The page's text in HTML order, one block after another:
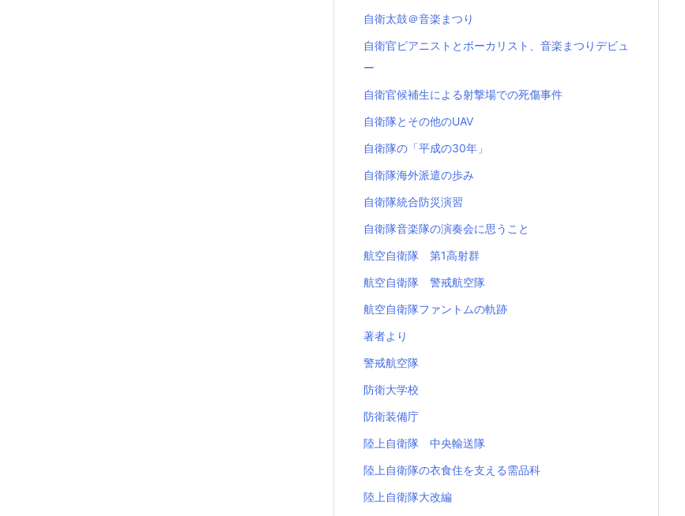
自衛太鼓＠音楽まつり
自衛官ピアニストとボーカリスト、音楽まつりデビュ
ー
自衛官候補生による射撃場での死傷事件
自衛隊とその他のUAV
自衛隊の「平成の30年」
自衛隊海外派遣の歩み
自衛隊統合防災演習
自衛隊音楽隊の演奏会に思うこと
航空自衛隊 第1高射群
航空自衛隊 警戒航空隊
航空自衛隊ファントムの軌跡
著者より
警戒航空隊
防衛大学校
防衛装備庁
陸上自衛隊 中央輸送隊
陸上自衛隊の衣食住を支える需品科
陸上自衛隊大改編